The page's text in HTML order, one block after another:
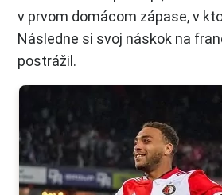
v prvom domácom zápase, v
Následne si svoj náskok na
postrážil.